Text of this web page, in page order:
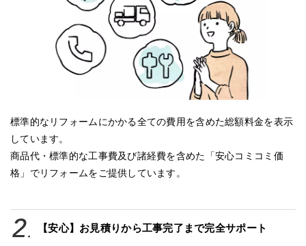
標準的なリフォームにかかる全ての費用を含めた総額料金を表示
しています。
商品代・標準的な工事費及び諸経費を含めた「安心コミコミ価
格」でリフォームをご提供しています。
【安心】お見積りから工事完了まで完全サポート